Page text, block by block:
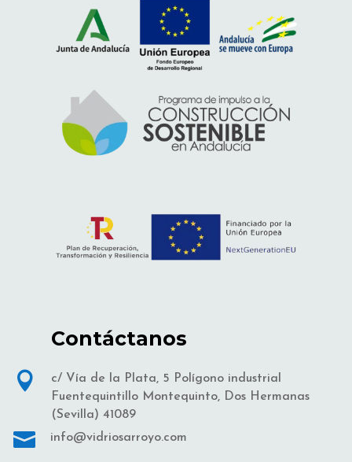
Contáctanos

c/ Vía de la Plata, 5 Polígono industrial
Fuentequintillo Montequinto, Dos Hermanas
(Sevilla) 41089
 info@vidriosarroyo.com